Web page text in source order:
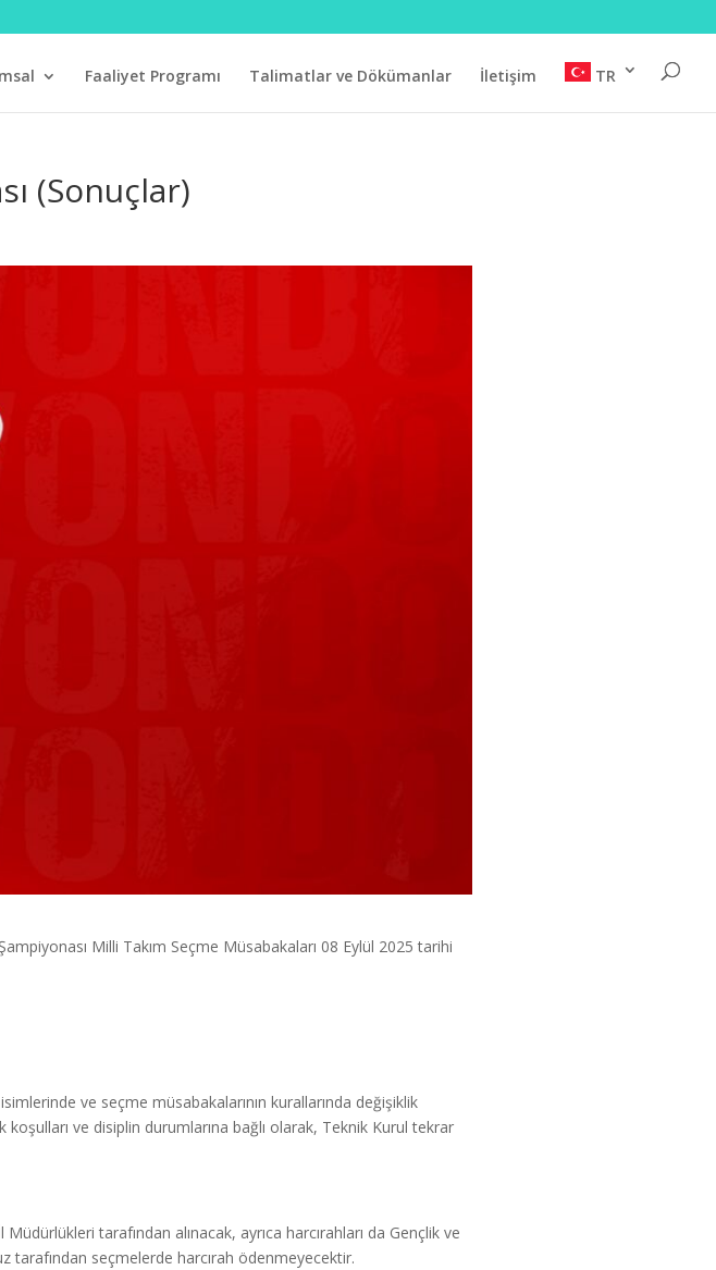
Faaliyet Programı Talimatlar ve Dökümanlar İletişim TR
(Sonuçlar)
Milli Takım Seçme Müsabakaları 08 Eylül 2025 tarihi
ve seçme müsabakalarının kurallarında değişiklik
koşulları ve disiplin durumlarına bağlı olarak, Teknik Kurul tekrar
tarafından alınacak, ayrıca harcırahları da Gençlik ve
tarafından seçmelerde harcırah ödenmeyecektir.